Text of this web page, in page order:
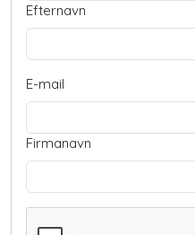
Efternavn
E-mail
Firmanavn